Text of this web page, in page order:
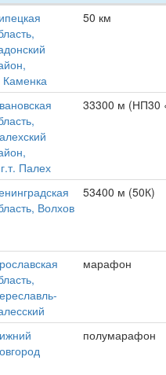
Каменка
50 км
Палех
33300 м (НП30
Волхов
53400 м (50К)
марафон
полумарафон